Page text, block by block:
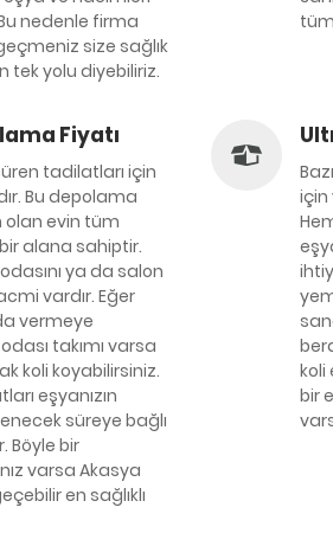
nedenle firma
size sağlık
tek yolu diyebiliriz.
Fiyatı
tadilatları için
Bu depolama
olan evin tüm
alana sahiptir.
ya da salon
vardır. Eğer
vermeye
takımı varsa
koli koyabilirsiniz.
eşyanızın
süreye bağlı
Böyle bir
varsa Akasya
en sağlıklı
için
koli
bir